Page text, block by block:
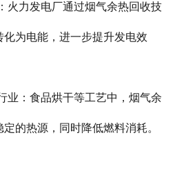
火力发电厂通过烟气余热回收技
化为电能，进一步提升发电效
业：食品烘干等工艺中，烟气余
的热源，同时降低燃料消耗。